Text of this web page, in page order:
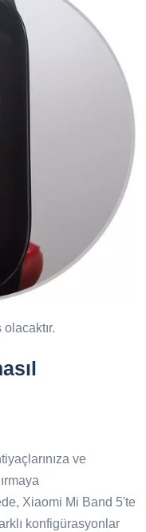
ve
Xiaomi Mi Band 5'te
konfigürasyonlar